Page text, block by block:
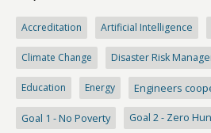
Accreditation Artificial Intelligence
Climate Change Disaster Risk
Education Energy Engineers
Goal 1 - No Poverty Goal 2 - Zero